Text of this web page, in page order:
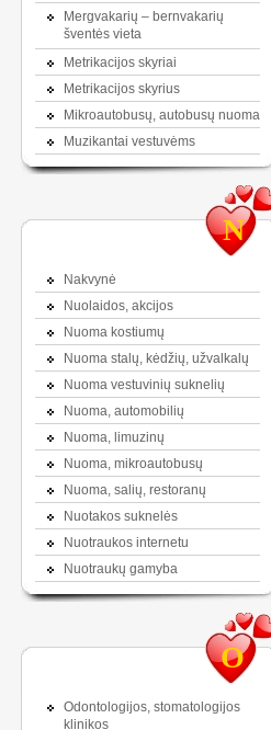
Mergvakarių – bernvakarių
šventės vieta
Metrikacijos skyriai
Metrikacijos skyrius
Mikroautobusų, autobusų nuoma
Muzikantai vestuvėms
N
Nakvynė
Nuolaidos, akcijos
Nuoma kostiumų
Nuoma stalų, kėdžių, užvalkalų
Nuoma vestuvinių suknelių
Nuoma, automobilių
Nuoma, limuzinų
Nuoma, mikroautobusų
Nuoma, salių, restoranų
Nuotakos suknelės
Nuotraukos internetu
Nuotraukų gamyba
O
Odontologijos, stomatologijos
klinikos